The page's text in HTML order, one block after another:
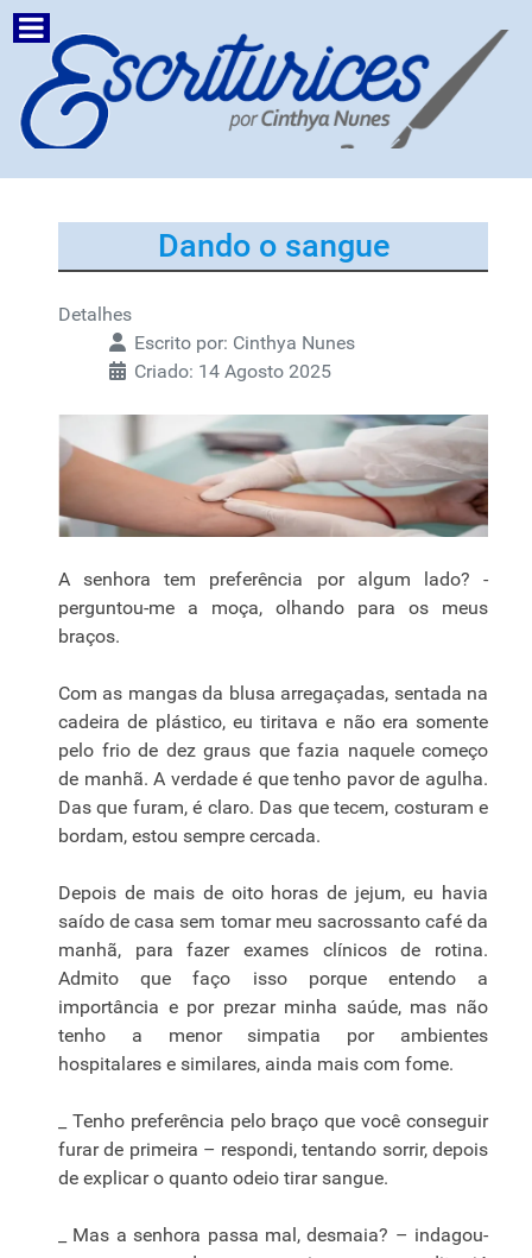
Dando o sangue
Detalhes
Escrito por: Cinthya Nunes
Criado: 14 Agosto 2025
A senhora tem preferência por algum lado? -
perguntou-me a moça, olhando para os meus
braços.
Com as mangas da blusa arregaçadas, sentada na
cadeira de plástico, eu tiritava e não era somente
pelo frio de dez graus que fazia naquele começo
de manhã. A verdade é que tenho pavor de agulha.
Das que furam, é claro. Das que tecem, costuram e
bordam, estou sempre cercada.
Depois de mais de oito horas de jejum, eu havia
saído de casa sem tomar meu sacrossanto café da
manhã, para fazer exames clínicos de rotina.
Admito que faço isso porque entendo a
importância e por prezar minha saúde, mas não
tenho a menor simpatia por ambientes
hospitalares e similares, ainda mais com fome.
_ Tenho preferência pelo braço que você conseguir
furar de primeira – respondi, tentando sorrir, depois
de explicar o quanto odeio tirar sangue.
_ Mas a senhora passa mal, desmaia? – indagou-